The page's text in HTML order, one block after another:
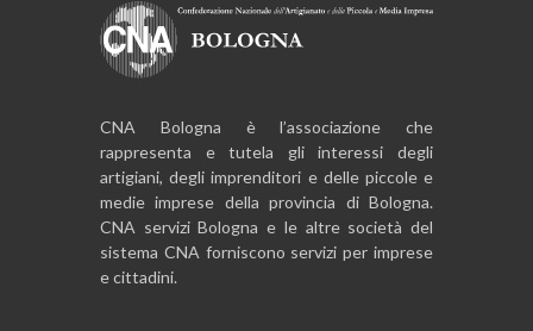
CNA Bologna è l’associazione che
rappresenta e tutela gli interessi degli
artigiani, degli imprenditori e delle piccole e
medie imprese della provincia di Bologna.
CNA servizi Bologna e le altre società del
sistema CNA forniscono servizi per imprese
e cittadini.